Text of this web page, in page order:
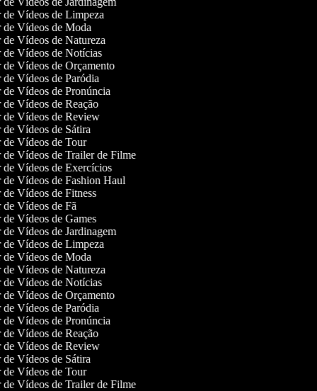
de Vídeos de Limpeza
de Vídeos de Moda
de Vídeos de Natureza
de Vídeos de Notícias
de Vídeos de Orçamento
de Vídeos de Paródia
de Vídeos de Pronúncia
de Vídeos de Reação
de Vídeos de Review
de Vídeos de Sátira
de Vídeos de Tour
de Vídeos de Trailer de Filme
de Vídeos de Exercícios
de Vídeos de Fashion Haul
de Vídeos de Fitness
de Vídeos de Fã
de Vídeos de Games
de Vídeos de Jardinagem
de Vídeos de Limpeza
de Vídeos de Moda
de Vídeos de Natureza
de Vídeos de Notícias
de Vídeos de Orçamento
de Vídeos de Paródia
de Vídeos de Pronúncia
de Vídeos de Reação
de Vídeos de Review
de Vídeos de Sátira
de Vídeos de Tour
de Vídeos de Trailer de Filme